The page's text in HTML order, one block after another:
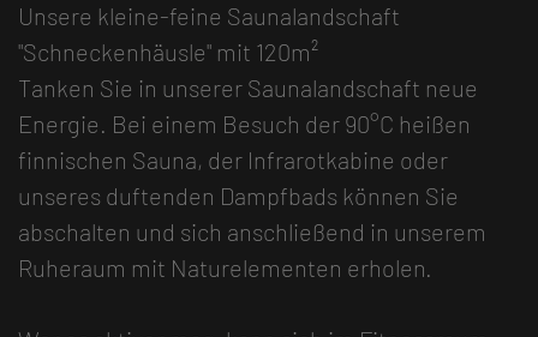
Unsere kleine-feine Saunalandschaft
"Schneckenhäusle" mit 120m²
Tanken Sie in unserer Saunalandschaft neue
Energie. Bei einem Besuch der 90°C heißen
finnischen Sauna, der Infrarotkabine oder
unseres duftenden Dampfbads können Sie
abschalten und sich anschließend in unserem
Ruheraum mit Naturelementen erholen.